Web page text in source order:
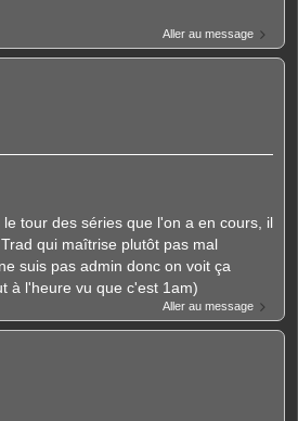
Aller au message
tour des séries que l'on a en cours, il
qui maîtrise plutôt pas mal
suis pas admin donc on voit ça
à l'heure vu que c'est 1am)
Aller au message